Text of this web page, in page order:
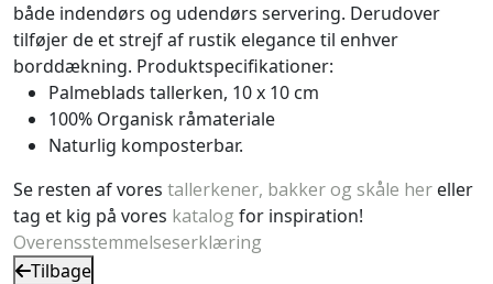
både indendørs og udendørs servering. Derudover
tilføjer de et strejf af rustik elegance til enhver
borddækning. Produktspecifikationer:
Palmeblads tallerken, 10 x 10 cm
100% Organisk råmateriale
Naturlig komposterbar.
Se resten af vores tallerkener, bakker og skåle her eller
tag et kig på vores katalog for inspiration!
Overensstemmelseserklæring
Tilbage